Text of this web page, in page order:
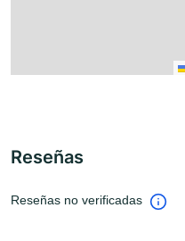
Reseñas
Reseñas no verificadas